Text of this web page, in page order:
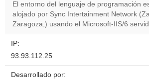
Do
El entorno del lenguaje de programación
alojado por Sync Intertainment Network
Zaragoza,) usando el Microsoft-IIS/6
IP:
93.93.112.25
Desarrollado por: